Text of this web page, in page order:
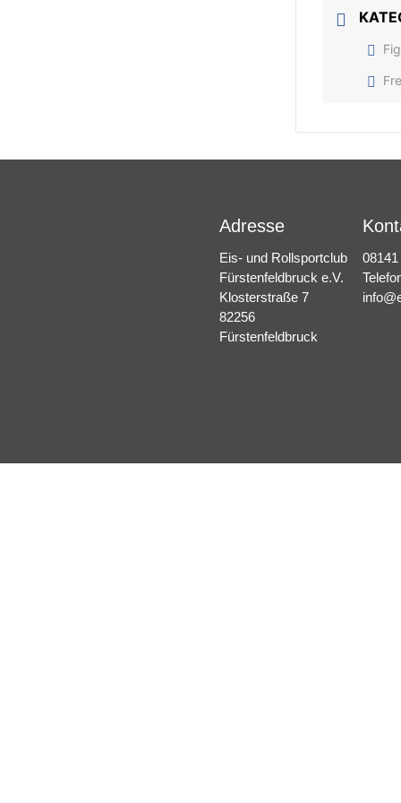
Adresse
Eis- und Rollsportclub
Fürstenfeldbruck e.V.
Klosterstraße 7
82256
Fürstenfeldbruck